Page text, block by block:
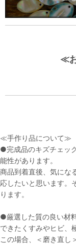
≪
≪手作り品について≫
●完成品のキズチェッ
能性があります。
商品到着直後、気にな
応したいと思います。
ります。
●厳選した質の良い材
できたくすみやヒビ、
この場合、＜磨き直し